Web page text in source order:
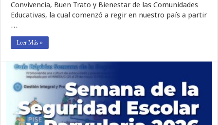
Convivencia, Buen Trato y Bienestar de las Comunidades
Educativas, la cual comenzó a regir en nuestro país a partir
…
Leer Más »